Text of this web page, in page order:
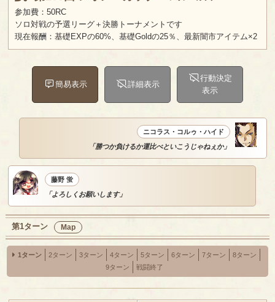
参加費：50RC
ソロ対戦の予選リーグ＋決勝トーナメントです
現在報酬：基礎EXPの60%、基礎Goldの25％、最新闇市アイテム×2
簡易表示 詳細表示
行動決定
表示
ニコラス・コルゥ・ハイド
「勝つか負けるか運比べといこうじゃねぇか」
藤野 蛍
「よろしくお願いします」
第1ターン Map
1ターン 2ターン 3ターン 4ターン 5ターン 6ターン 7ターン
8ターン
9ターン
戦闘終了